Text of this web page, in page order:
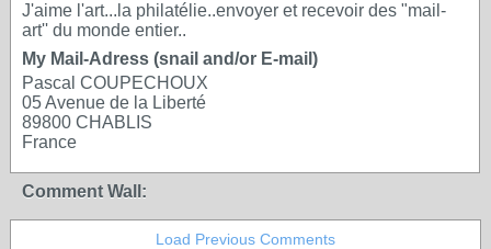
J'aime l'art...la philatélie..envoyer et recevoir des "mail-
art'' du monde entier..
My Mail-Adress (snail and/or E-mail)
Pascal COUPECHOUX
05 Avenue de la Liberté
89800 CHABLIS
France
Comment Wall:
Load Previous Comments